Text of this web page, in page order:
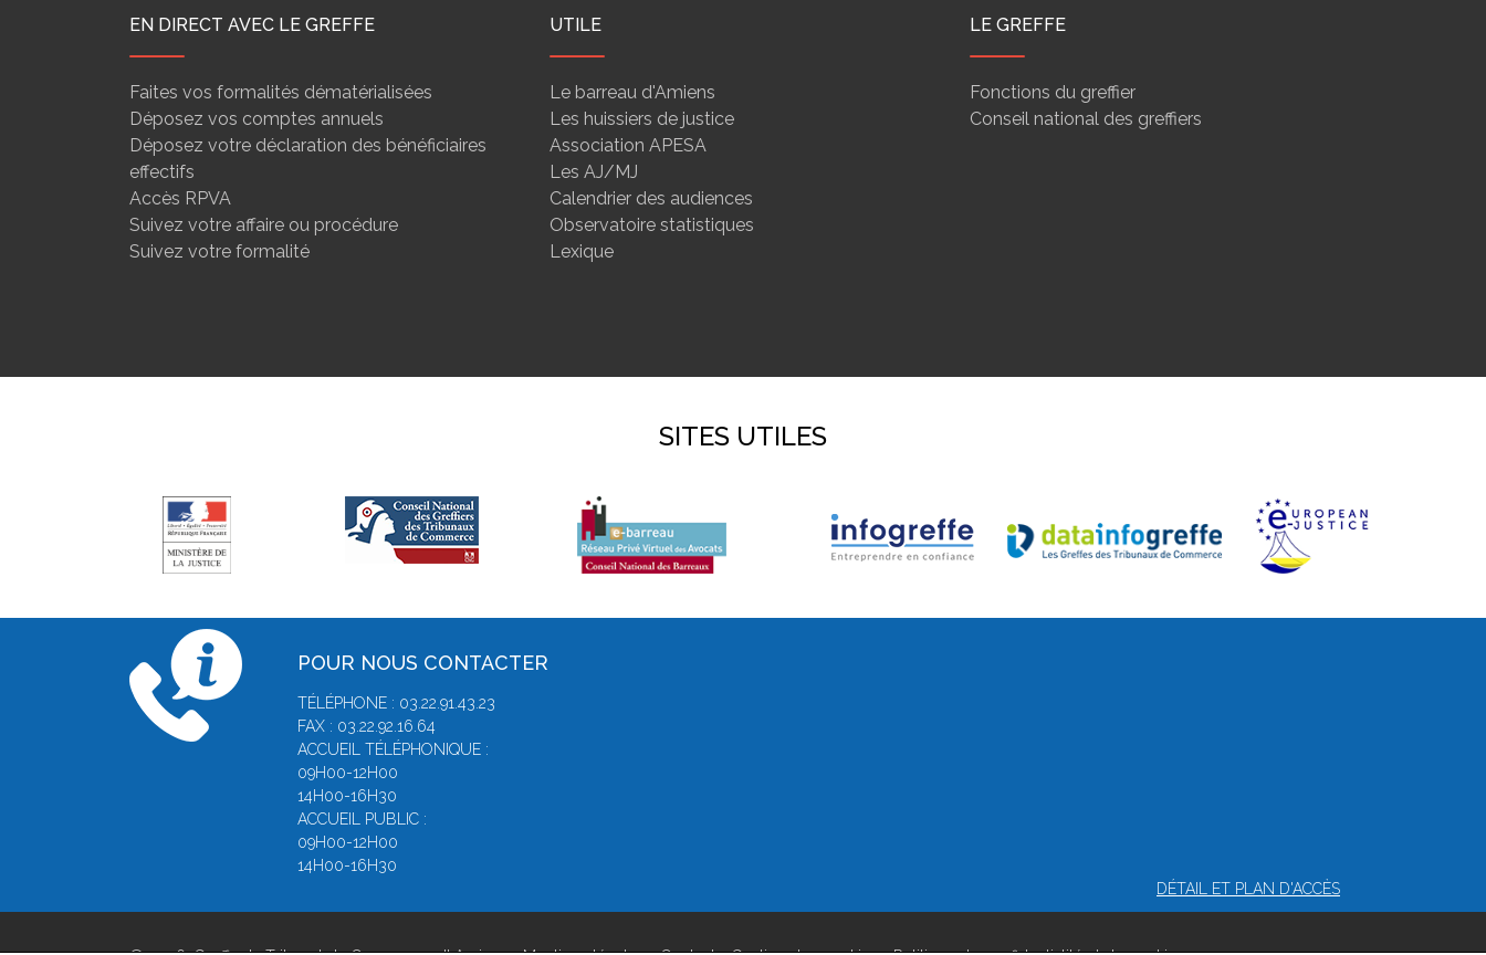
EN DIRECT AVEC LE GREFFE
Faites vos formalités dématérialisées
Déposez vos comptes annuels
Déposez votre déclaration des bénéficiaires
effectifs
Accès RPVA
Suivez votre affaire ou procédure
Suivez votre formalité
UTILE
Le barreau d'Amiens
Les huissiers de justice
Association APESA
Les AJ/MJ
Calendrier des audiences
Observatoire statistiques
Lexique
LE GREFFE
Fonctions du greffier
Conseil national des greffiers
SITES UTILES
POUR NOUS CONTACTER
TÉLÉPHONE : 03.22.91.43.23
FAX : 03.22.92.16.64
ACCUEIL TÉLÉPHONIQUE :
09H00-12H00
14H00-16H30
ACCUEIL PUBLIC :
09H00-12H00
14H00-16H30
DÉTAIL ET PLAN D'ACCÈS